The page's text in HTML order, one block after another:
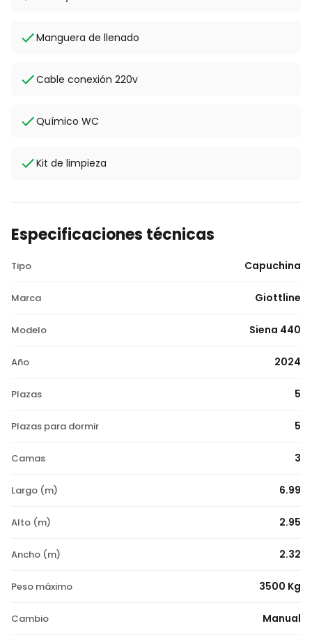
Manguera de llenado
Cable conexión 220v
Químico WC
Kit de limpieza
Especificaciones técnicas
Tipo Capuchina
Marca Giottline
Modelo Siena 440
Año 2024
Plazas 5
Plazas para dormir 5
Camas 3
Largo (m) 6.99
Alto (m) 2.95
Ancho (m) 2.32
Peso máximo 3500 Kg
Cambio Manual